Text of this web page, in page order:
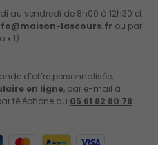
au vendredi de 8h00 à 12h30 et
lascours.fr ou par
1)
d’offre personnalisée,
en ligne, par e-mail à
téléphone au 05 61 82 80 78